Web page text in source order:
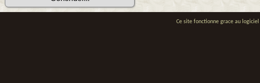
Ce site fonctionne grace au logiciel